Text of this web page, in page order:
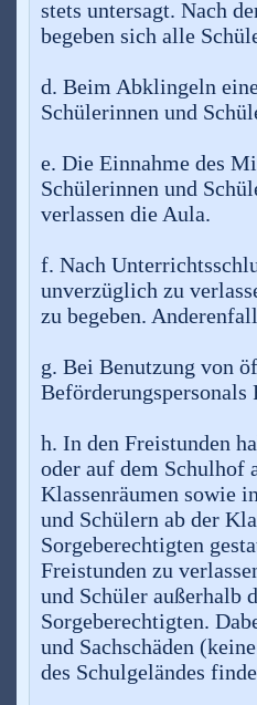
stets untersagt. Nach
begeben sich alle
d. Beim Abklingeln
Schülerinnen und
e. Die Einnahme des
Schülerinnen und
verlassen die Aula.
f. Nach
unverzüglich zu
zu begeben.
g. Bei Benutzung von
Beförderungspersonals
h. In den Freistunden
oder auf dem Schulhof
Klassenräumen sowie
und Schülern ab der
Sorgeberechtigten
Freistunden zu
und Schüler außerhalb
Sorgeberechtigten.
und Sachschäden
des Schulgeländes